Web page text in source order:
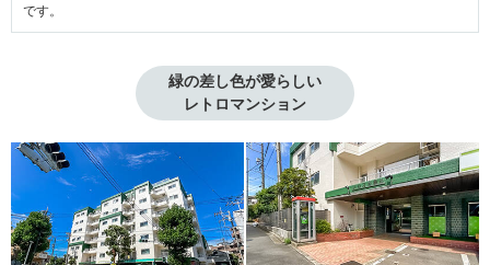
です。
緑の差し色が愛らしい
レトロマンション